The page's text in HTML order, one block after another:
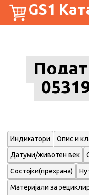
GS1
Индикатори Опис и
Датуми/животен век
Состојки(прехрана)
Материјали за